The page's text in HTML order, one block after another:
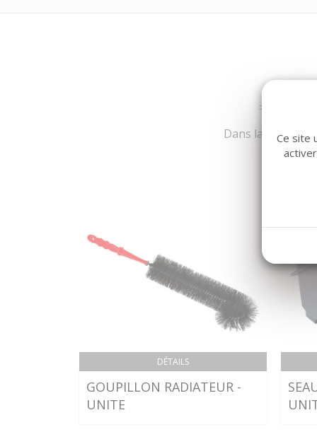
Dans la même
DÉTAILS
GOUPILLON RADIATEUR -
UNITE
Ce site